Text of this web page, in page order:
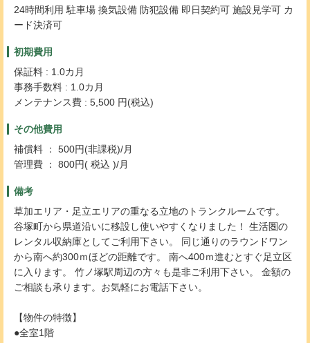
24時間利用 駐車場 換気設備 防犯設備 即日契約可 施設見学可 カ
ード決済可
初期費用
保証料 : 1.0カ月
事務手数料 : 1.0カ月
メンテナンス費 : 5,500 円(税込)
その他費用
補償料 ： 500円(非課税)/月
管理費 ： 800円( 税込 )/月
備考
草加エリア・足立エリアの重なる立地のトランクルームです。
谷塚町から県道沿いに移設し使いやすくなりました！ 生活圏の
レンタル収納庫としてご利用下さい。 同じ通りのラウンドワン
から南へ約300ｍほどの距離です。 南へ400ｍ進むとすぐ足立区
に入ります。 竹ノ塚駅周辺の方々も是非ご利用下さい。 金額の
ご相談も承ります。お気軽にお電話下さい。
【物件の特徴】
●全室1階